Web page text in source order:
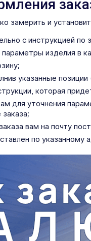
замерить и
с инструкцией по
изделия в
указанные
которая
для уточнения
вам на почту
по указанному